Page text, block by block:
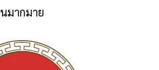
นมากมาย